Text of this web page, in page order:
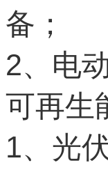
备；
2、电
可再生
1、光